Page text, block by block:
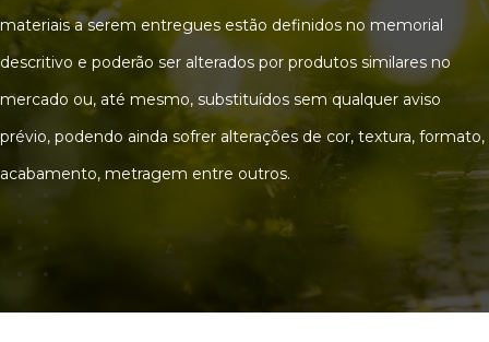
materiais a serem entregues estão definidos no memorial
descritivo e poderão ser alterados por produtos similares no
mercado ou, até mesmo, substituídos sem qualquer aviso
prévio, podendo ainda sofrer alterações de cor, textura, formato,
acabamento, metragem entre outros.